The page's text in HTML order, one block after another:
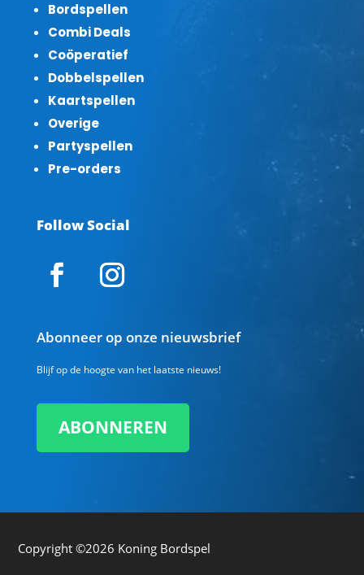
Bordspellen
Combi Deals
Coöperatief
Dobbelspellen
Kaartspellen
Overige
Partyspellen
Pre-orders
Follow Social
Abonneer op onze nieuwsbrief
Blijf op de hoogte van het laatste nieuws!
ABONNEREN
Copyright ©2026 Koning Bordspel